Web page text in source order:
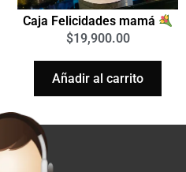
Caja Felicidades mamá
$19,900.00
Añadir al carrito